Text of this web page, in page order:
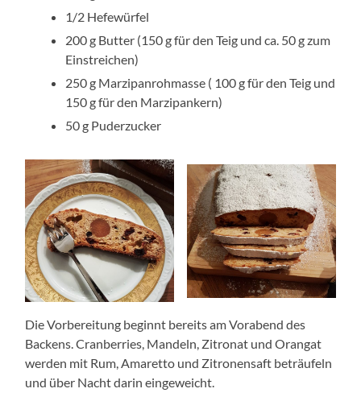
1/2 Hefewürfel
200 g Butter (150 g für den Teig und ca. 50 g zum
Einstreichen)
250 g Marzipanrohmasse ( 100 g für den Teig und
150 g für den Marzipankern)
50 g Puderzucker
Die Vorbereitung beginnt bereits am Vorabend des
Backens. Cranberries, Mandeln, Zitronat und Orangat
werden mit Rum, Amaretto und Zitronensaft beträufeln
und über Nacht darin eingeweicht.